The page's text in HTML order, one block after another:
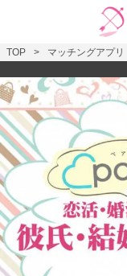
TOP マッチングアプリ